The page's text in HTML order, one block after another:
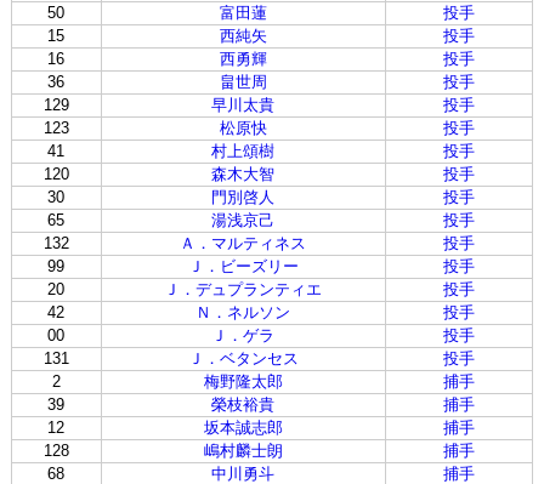
50
富田蓮
投手
15
西純矢
投手
16
西勇輝
投手
36
畠世周
投手
129
早川太貴
投手
123
松原快
投手
41
村上頌樹
投手
120
森木大智
投手
30
門別啓人
投手
65
湯浅京己
投手
132
Ａ．マルティネス
投手
99
Ｊ．ビーズリー
投手
20
Ｊ．デュプランティエ
投手
42
Ｎ．ネルソン
投手
00
Ｊ．ゲラ
投手
131
Ｊ．ベタンセス
投手
2
梅野隆太郎
捕手
39
榮枝裕貴
捕手
12
坂本誠志郎
捕手
128
嶋村麟士朗
捕手
68
中川勇斗
捕手